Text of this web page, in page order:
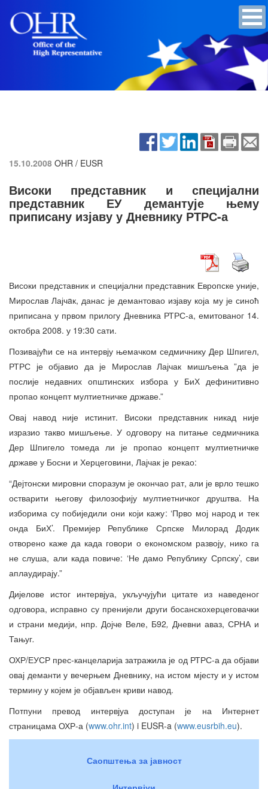
15.10.2008 OHR / EUSR
Високи представник и специјални
представник ЕУ демантује њему
приписану изјаву у Дневнику РТРС-а
Високи представник и специјални представник Европске уније,
Мирослав Лајчaк, данас је демантовао изјаву која му је синоћ
приписана у првом прилогу Дневника РТРС-а, емитованог 14.
октобра 2008. у 19:30 сати.
Позивајући се на интервју њемачком седмичнику Дер Шпигел,
РТРС је објавио да је Мирослав Лајчак мишљења ”да је
послије недавних општинских избора у БиХ дефинитивно
пропао концепт мултиетничке државе.”
Овај навод није истинит. Високи представник никад није
изразио такво мишљење. У одговору на питање седмичника
Дер Шпигело томеда ли је пропао концепт мултиетничке
државе у Босни и Херцеговини, Лајчак је рекао:
“Дејтонски мировни споразум је окончао рат, али је врло тешко
остварити његову филозофију мултиетничког друштва. На
изборима су побиједили они који кажу: ‘Прво мој народ и тек
онда БиХ’. Премијер Републике Српске Милорад Додик
отворено каже да када говори о економском развоју, нико га
не слуша, али када повиче: ‘Не дамо Републику Српску’, сви
аплаудирају.”
Дијелове истог интервјуа, укључујући цитате из наведеног
одговора, исправно су пренијели други босанскохерцеговачки
и страни медији, нпр. Дојче Веле, Б92, Дневни аваз, СРНА и
Тањуг.
ОХР/ЕУСР прес-канцеларија затражила је од РТРС-а да објави
овај деманти у вечерњем Дневнику, на истом мјесту и у истом
термину у којем је објављен криви навод.
Потпуни превод интервјуа доступан је на Интернет
страницама ОХР-а (www.ohr.int) i EUSR-a (www.eusrbih.eu).
Саопштења за јавност